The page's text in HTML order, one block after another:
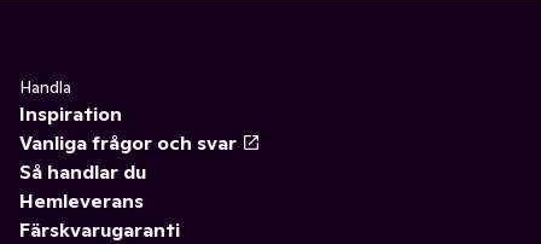
Handla
Inspiration
Vanliga frågor och svar
Så handlar du
Hemleverans
Färskvarugaranti